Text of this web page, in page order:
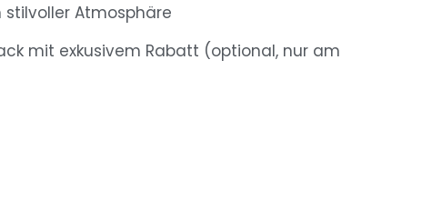
Atmosphäre
mit exkusivem Rabatt (optional, nur am